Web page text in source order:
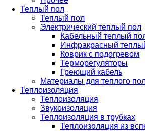
Теплый пол
Теплый пол
Электрический теплый пол
Кабельный теплый
Инфракрасный
Коврик с подогревом
Терморегуляторы
Греющий кабель
Материалы для теплого
Теплоизоляция
Теплоизоляция
Звукоизоляция
Теплоизоляция в трубках
Теплоизоляция из